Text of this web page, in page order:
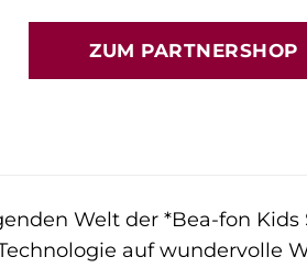
ZUM PARTNERSHOP
Welt der *Bea-fon
auf wundervolle